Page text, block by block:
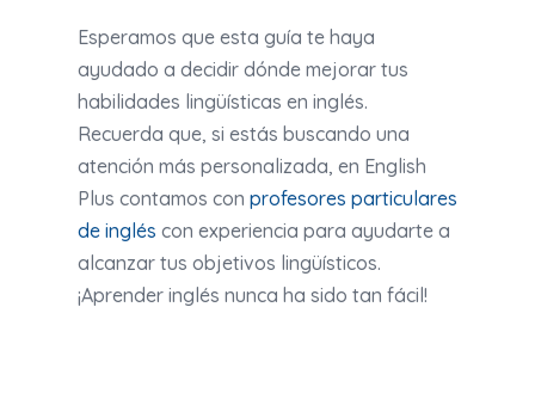
Esperamos que esta guía te haya
ayudado a decidir dónde mejorar tus
habilidades lingüísticas en inglés.
Recuerda que, si estás buscando una
atención más personalizada, en English
Plus contamos con profesores particulares
de inglés con experiencia para ayudarte a
alcanzar tus objetivos lingüísticos.
¡Aprender inglés nunca ha sido tan fácil!